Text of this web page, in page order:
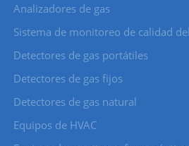
Analizadores de gas
Sistema de monitoreo de calidad
Detectores de gas portátiles
Detectores de gas fijos
Detectores de gas natural
Equipos de HVAC